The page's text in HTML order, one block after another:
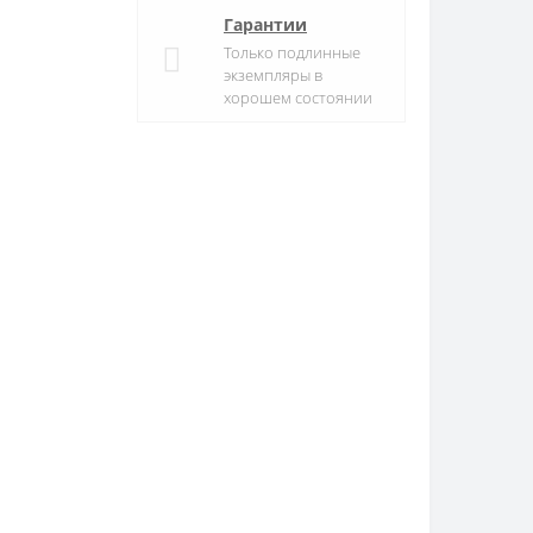
Гарантии
Только подлинные
экземпляры в
хорошем состоянии